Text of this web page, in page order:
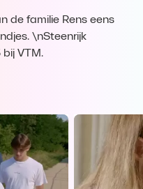
de familie Rens eens
\nSteenrijk
VTM.